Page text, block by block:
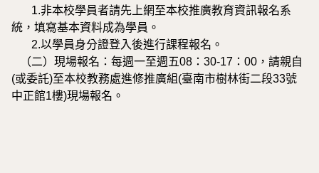
1.非本校學員者請先上網至本校推廣教育資訊報名系
統，填寫基本資料成為學員。
2.以學員身分證登入後進行課程報名。
（二）現場報名：每週一至週五08：30-17：00，請親自
(或委託)至本校教務處進修推廣組(臺南市樹林街二段33號
中正館1樓)現場報名。